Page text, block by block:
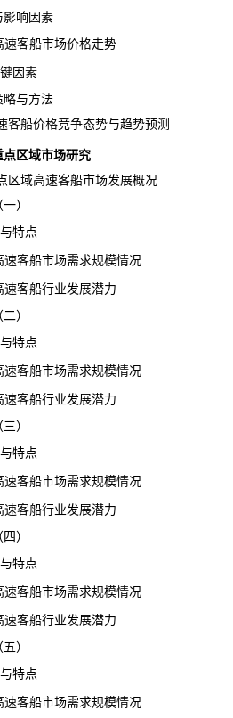
响因素
船市场价格走势
因素
与方法
船价格竞争态势与趋势预测
区域市场研究
域高速客船市场发展概况
）
特点
船市场需求规模情况
船行业发展潜力
）
特点
船市场需求规模情况
船行业发展潜力
）
特点
船市场需求规模情况
船行业发展潜力
）
特点
船市场需求规模情况
船行业发展潜力
）
特点
船市场需求规模情况